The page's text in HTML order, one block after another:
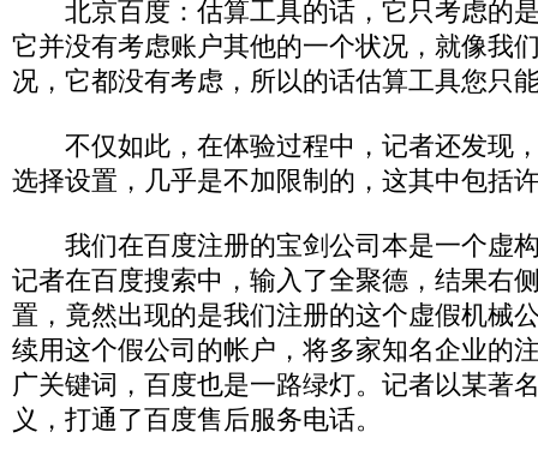
北京百度：估算工具的话，它只考虑的
它并没有考虑账户其他的一个状况，就像我
况，它都没有考虑，所以的话估算工具您只
不仅如此，在体验过程中，记者还发现
选择设置，几乎是不加限制的，这其中包括
我们在百度注册的宝剑公司本是一个虚
记者在百度搜索中，输入了全聚德，结果右
置，竟然出现的是我们注册的这个虚假机械
续用这个假公司的帐户，将多家知名企业的
广关键词，百度也是一路绿灯。记者以某著
义，打通了百度售后服务电话。